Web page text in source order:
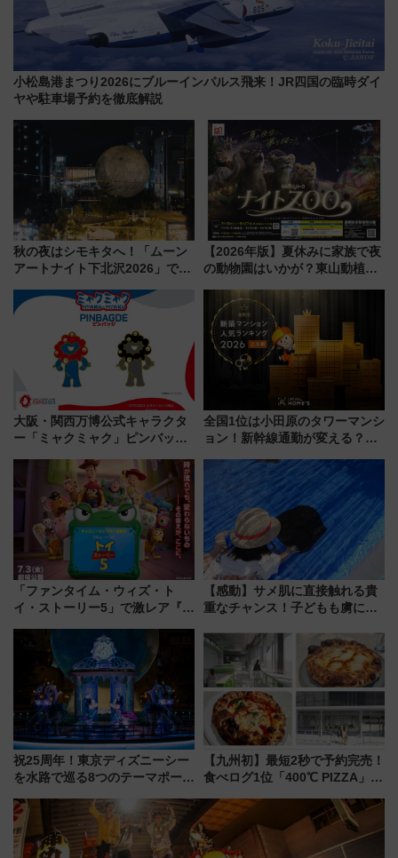
小松島港まつり2026にブルーインパルス飛来！JR四国の臨時ダイ
ヤや駐車場予約を徹底解説
秋の夜はシモキタへ！「ムーン
アートナイト下北沢2026」でイ
を満喫しよう
【2026年版】夏休みに家族で夜
の動物園はいかが？東山動植物
ZOO」開催情報
大阪・関西万博公式キャラクタ
ー「ミャクミャク」ピンバッジ
全国1位は小田原のタワーマンシ
ョン！新幹線通勤が変える？
【新築マンション人気ランキン
グ】
「ファンタイム・ウィズ・ト
イ・ストーリー5」で激レア『ロ
デコレーションも徹底解説
【感動】サメ肌に直接触れる貴
重なチャンス！子どもも虜にな
メのタッチングプール」【夏休
み限定企画】
祝25周年！東京ディズニーシー
を水路で巡る8つのテーマポート
【九州初】最短2秒で予約完売！
食べログ1位「400℃ PIZZA」が
プン。もつ鍋風など限定メニュ
ーも